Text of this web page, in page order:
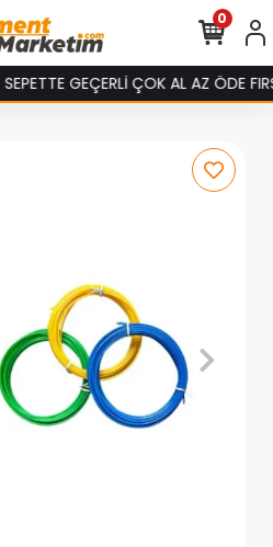
SEPETTE GEÇERLİ ÇOK AL AZ ÖDE
0